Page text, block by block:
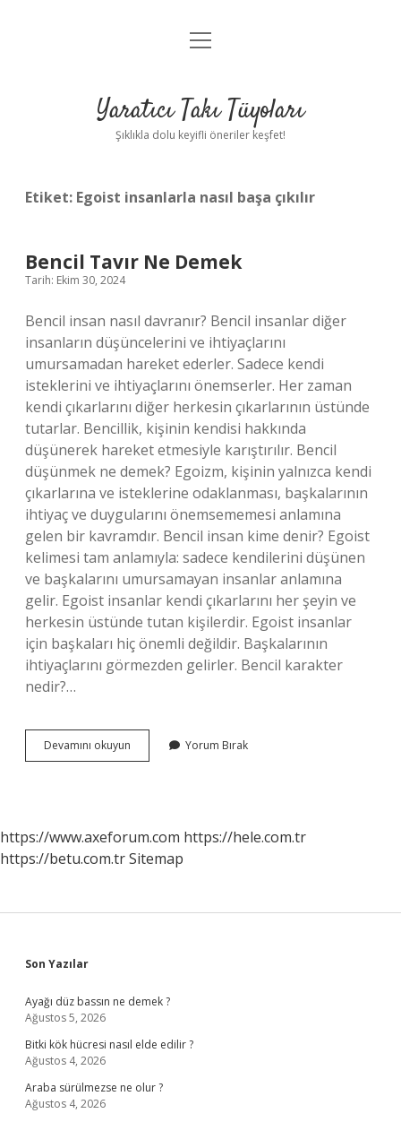
Anasayfa
Yasal Uyarı
menüyü
Yaratıcı Takı Tüyoları
Şıklıkla dolu keyifli öneriler keşfet!
Etiket: Egoist insanlarla nasıl başa çıkılır
Bencil Tavır Ne Demek
Tarih: Ekim 30, 2024
Bencil insan nasıl davranır? Bencil insanlar diğer
insanların düşüncelerini ve ihtiyaçlarını
umursamadan hareket ederler. Sadece kendi
isteklerini ve ihtiyaçlarını önemserler. Her zaman
kendi çıkarlarını diğer herkesin çıkarlarının üstünde
tutarlar. Bencillik, kişinin kendisi hakkında
düşünerek hareket etmesiyle karıştırılır. Bencil
düşünmek ne demek? Egoizm, kişinin yalnızca kendi
çıkarlarına ve isteklerine odaklanması, başkalarının
ihtiyaç ve duygularını önemsememesi anlamına
gelen bir kavramdır. Bencil insan kime denir? Egoist
kelimesi tam anlamıyla: sadece kendilerini düşünen
ve başkalarını umursamayan insanlar anlamına
gelir. Egoist insanlar kendi çıkarlarını her şeyin ve
herkesin üstünde tutan kişilerdir. Egoist insanlar
için başkaları hiç önemli değildir. Başkalarının
ihtiyaçlarını görmezden gelirler. Bencil karakter
nedir?…
Devamını okuyun
Tavır
Yorum Bırak
https://www.axeforum.com https://hele.com.tr
https://betu.com.trSitemap
Sidebar
Son Yazılar
Ayağı düz bassın ne demek ?
Ağustos 5, 2026
Bitki kök hücresi nasıl elde edilir ?
Ağustos 4, 2026
Araba sürülmezse ne olur ?
Ağustos 4, 2026